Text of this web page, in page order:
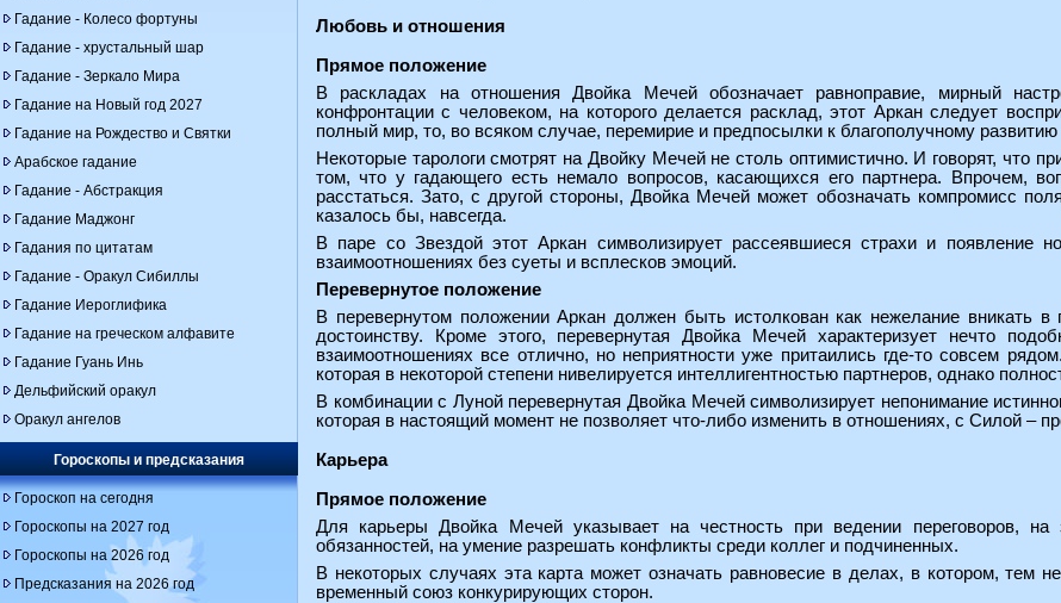
Любовь и отношения
Прямое положение
В раскладах на отношения Двойка Мечей обозначает равноправие, мирный
конфронтации с человеком, на которого делается расклад, этот Аркан следует
полный мир, то, во всяком случае, перемирие и предпосылки к благополучному
Некоторые тарологи смотрят на Двойку Мечей не столь оптимистично. И говорят, что
том, что у гадающего есть немало вопросов, касающихся его партнера. Впрочем,
расстаться. Зато, с другой стороны, Двойка Мечей может обозначать компромисс
казалось бы, навсегда.
В паре со Звездой этот Аркан символизирует рассеявшиеся страхи и
взаимоотношениях без суеты и всплесков эмоций.
Перевернутое положение
В перевернутом положении Аркан должен быть истолкован как нежелание вникать в
достоинству. Кроме этого, перевернутая Двойка Мечей характеризует нечто
взаимоотношениях все отлично, но неприятности уже притаились где-то совсем
которая в некоторой степени нивелируется интеллигентностью партнеров, однако
В комбинации с Луной перевернутая Двойка Мечей символизирует непонимание
которая в настоящий момент не позволяет что-либо изменить в отношениях, с Силой –
Карьера
Прямое положение
Для карьеры Двойка Мечей указывает на честность при ведении переговоров,
обязанностей, на умение разрешать конфликты среди коллег и подчиненных.
В некоторых случаях эта карта может означать равновесие в делах, в котором, тем
временный союз конкурирующих сторон.
Гадание - Колесо фортуны
Гадание - хрустальный шар
Гадание - Зеркало Мира
Гадание на Новый год 2027
Гадание на Рождество и Святки
Арабское гадание
Гадание - Абстракция
Гадание Маджонг
Гадания по цитатам
Гадание - Оракул Сибиллы
Гадание Иероглифика
Гадание на греческом алфавите
Гадание Гуань Инь
Дельфийский оракул
Оракул ангелов
Гороскопы и предсказания
Гороскоп на сегодня
Гороскопы на 2027 год
Гороскопы на 2026 год
Предсказания на 2026 год